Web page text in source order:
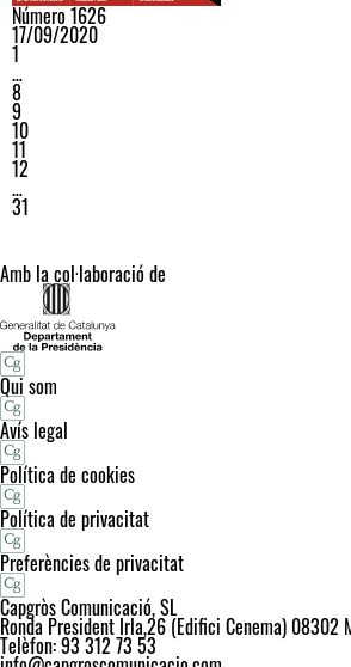
Número 1626
17/09/2020
1
…
8
9
10
11
12
…
31
Amb la col·laboració de
Qui som
Avís legal
Política de cookies
Política de privacitat
Preferències de privacitat
Capgròs Comunicació, SL
Ronda President Irla,26 (Edifici Cenema) 08302
Telèfon: 93 312 73 53